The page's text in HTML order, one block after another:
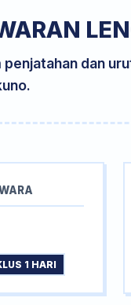
penjatahan dan
1 HARI